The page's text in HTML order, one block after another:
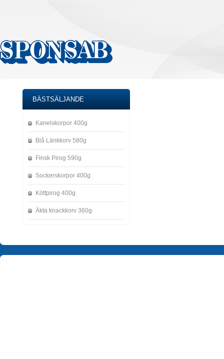
BÄSTSÄLJANDE
Kanelskorpor 400g
Blå Länkkorv 580g
Finsk Pirog 590g
Sockerskorpor 400g
Köttpirog 400g
Äkta knackkorv 360g